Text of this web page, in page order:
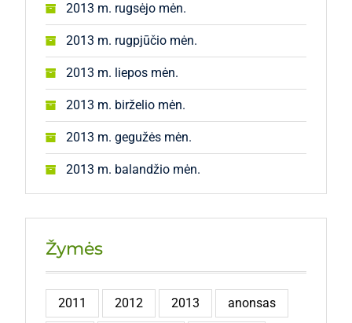
2013 m. rugsėjo mėn.
2013 m. rugpjūčio mėn.
2013 m. liepos mėn.
2013 m. birželio mėn.
2013 m. gegužės mėn.
2013 m. balandžio mėn.
Žymės
2011 2012 2013 anonsas